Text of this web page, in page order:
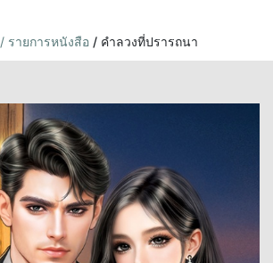
/ รายการหนังสือ / คำลวงที่ปรารถนา